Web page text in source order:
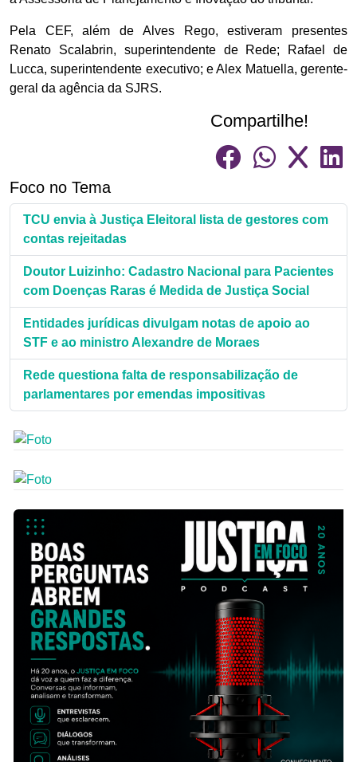
Pela CEF, além de Alves Rego, estiveram presentes
Renato Scalabrin, superintendente de Rede; Rafael de
Lucca, superintendente executivo; e Alex Matuella, gerente-
geral da agência da SJRS.
Compartilhe!
Foco no Tema
TCU envia à Justiça Eleitoral lista de gestores com
contas rejeitadas
Doutor Luizinho: Cadastro Nacional para Pacientes
com Doenças Raras é Medida de Justiça Social
Entidades jurídicas divulgam notas de apoio ao
STF e ao ministro Alexandre de Moraes
Rede questiona falta de responsabilização de
parlamentares por emendas impositivas